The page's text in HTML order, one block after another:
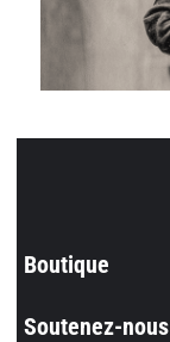
Boutique
Soutenez-nous